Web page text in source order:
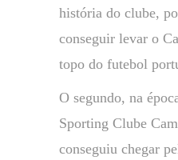
história do clube,
conseguir levar o
topo do futebol
O segundo, na
Sporting Clube
conseguiu chegar